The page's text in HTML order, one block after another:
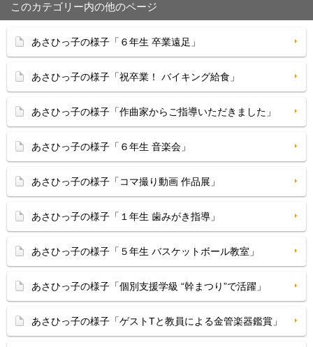
このカテゴリー内の他のページ
あさひっ子の様子「６年生 卒業遠足」
あさひっ子の様子「祝卒業！ バイキング給食」
あさひっ子の様子「作曲家からご指導いただきました」
あさひっ子の様子「６年生 音楽会」
あさひっ子の様子「コマ撮り動画 作品展」
あさひっ子の様子「１年生 歯みがき指導」
あさひっ子の様子「５年生 バスケットボール教室」
あさひっ子の様子「個別支援学級 “幹まつり”で活躍」
あさひっ子の様子「ゲストTと教員による金管楽器鑑賞」